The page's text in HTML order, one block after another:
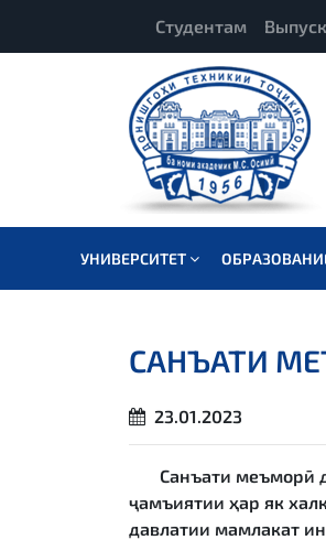
Студентам
УНИВЕРСИТЕТ
САНЪАТИ
23.01.2023
Санъати меъморӣ
ҷамъиятии ҳар як
давлатии мамлакат